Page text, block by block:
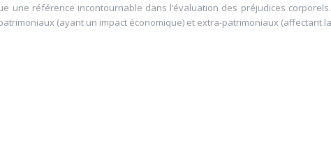
une référence incontournable dans l’évaluation des préjudices
(ayant un impact économique) et extra-patrimoniaux (affectant